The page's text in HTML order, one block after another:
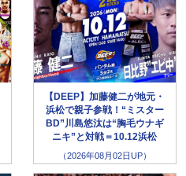
【DEEP】加藤健二が地元・
浜松で親子参戦！“ミスター
BD”川島悠汰は“胸毛ウナギ
ニキ”と対戦＝10.12浜松
（2026年08月02日UP）